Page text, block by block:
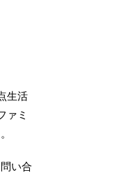
生活
ァミ
い合